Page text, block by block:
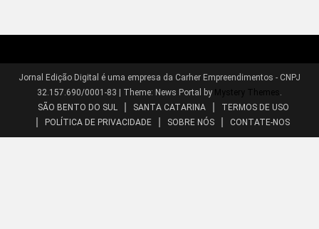
Jornal Edição Digital é uma empresa da Carher Empreendimentos - CNPJ
32.157.690/0001-83 | Theme: News Portal by Mystery Themes .
SÃO BENTO DO SUL
SANTA CATARINA
TERMOS DE USO
POLÍTICA DE PRIVACIDADE
SOBRE NÓS CONTATE-NOS